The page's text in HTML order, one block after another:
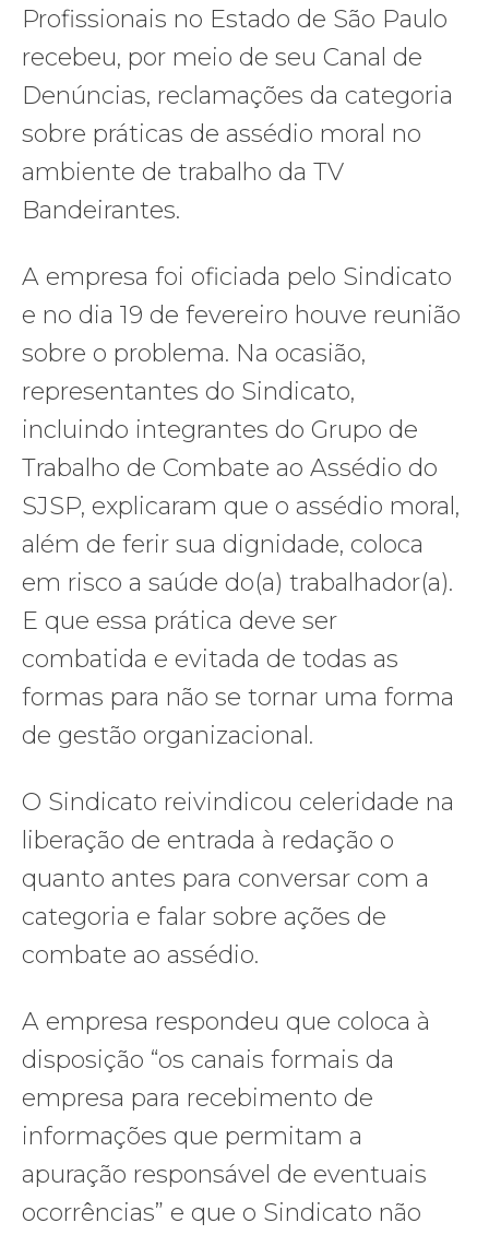
Profissionais no Estado de São Paulo
recebeu, por meio de seu Canal de
Denúncias, reclamações da categoria
sobre práticas de assédio moral no
ambiente de trabalho da TV
Bandeirantes.
A empresa foi oficiada pelo Sindicato
e no dia 19 de fevereiro houve reunião
sobre o problema. Na ocasião,
representantes do Sindicato,
incluindo integrantes do Grupo de
Trabalho de Combate ao Assédio do
SJSP, explicaram que o assédio moral,
além de ferir sua dignidade, coloca
em risco a saúde do(a) trabalhador(a).
E que essa prática deve ser
combatida e evitada de todas as
formas para não se tornar uma forma
de gestão organizacional.
O Sindicato reivindicou celeridade na
liberação de entrada à redação o
quanto antes para conversar com a
categoria e falar sobre ações de
combate ao assédio.
A empresa respondeu que coloca à
disposição “os canais formais da
empresa para recebimento de
informações que permitam a
apuração responsável de eventuais
ocorrências” e que o Sindicato não